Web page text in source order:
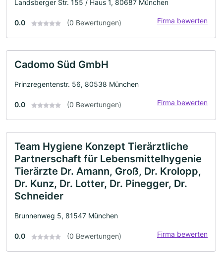
Landsberger Str. 155 / Haus 1, 80687 München
0.0 (0 Bewertungen) Firma bewerten
Cadomo Süd GmbH
Prinzregentenstr. 56, 80538 München
0.0 (0 Bewertungen) Firma bewerten
Team Hygiene Konzept Tierärztliche
Partnerschaft für Lebensmittelhygenie
Tierärzte Dr. Amann, Groß, Dr. Krolopp,
Dr. Kunz, Dr. Lotter, Dr. Pinegger, Dr.
Schneider
Brunnenweg 5, 81547 München
0.0 (0 Bewertungen) Firma bewerten